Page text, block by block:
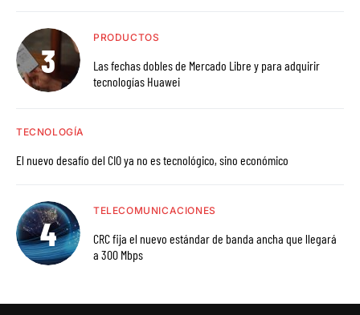
PRODUCTOS
Las fechas dobles de Mercado Libre y para adquirir
tecnologías Huawei
TECNOLOGÍA
El nuevo desafío del CIO ya no es tecnológico, sino económico
TELECOMUNICACIONES
CRC fija el nuevo estándar de banda ancha que llegará
a 300 Mbps